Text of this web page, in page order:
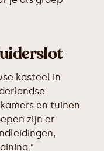
kasteel in
en tuinen
zijn er